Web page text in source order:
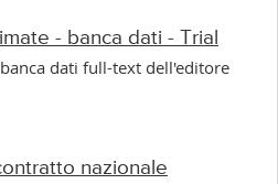
- banca dati - Trial
dati full-text dell'editore
nazionale